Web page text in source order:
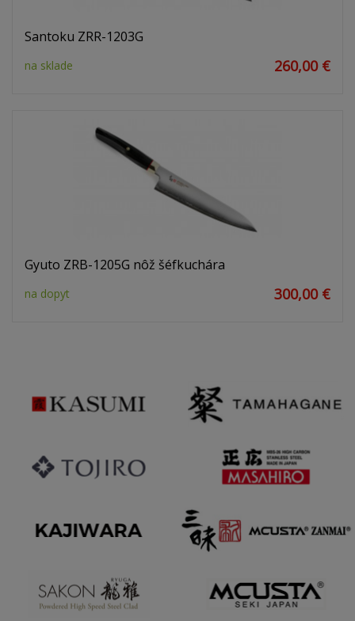
Santoku ZRR-1203G
na sklade 260,00 €
Gyuto ZRB-1205G nôž šéfkuchára
na dopyt 300,00 €